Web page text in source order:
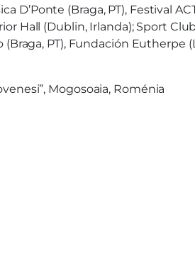
(Braga, PT), Festival
Hall (Dublin, Irlanda); Sport
PT), Fundación Eutherpe
Mogosoaia, Roménia